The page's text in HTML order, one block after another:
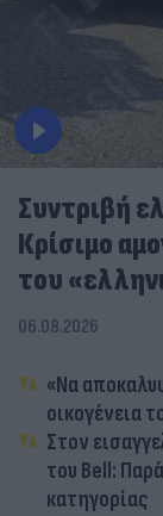
Συντριβή
Κρίσιμο
του
06.08.2026
«Να
οικογένεια
Στον
του Bell:
κατηγορίας